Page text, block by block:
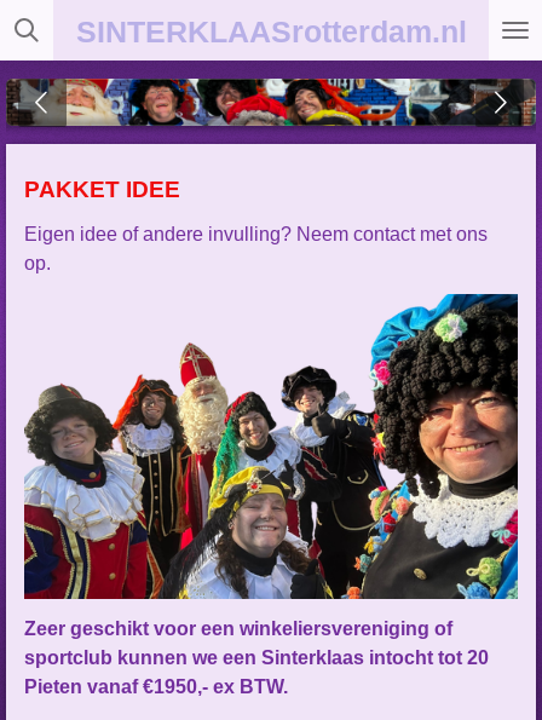
Ga
direct
de
hoofdinhoud
SINTERKLAASrotterdam.nl
PAKKET IDEE
Eigen idee of andere invulling? Neem contact met ons
op.
Zeer geschikt voor een winkeliersvereniging of
sportclub kunnen we een Sinterklaas intocht tot 20
Pieten vanaf €1950,- ex BTW.